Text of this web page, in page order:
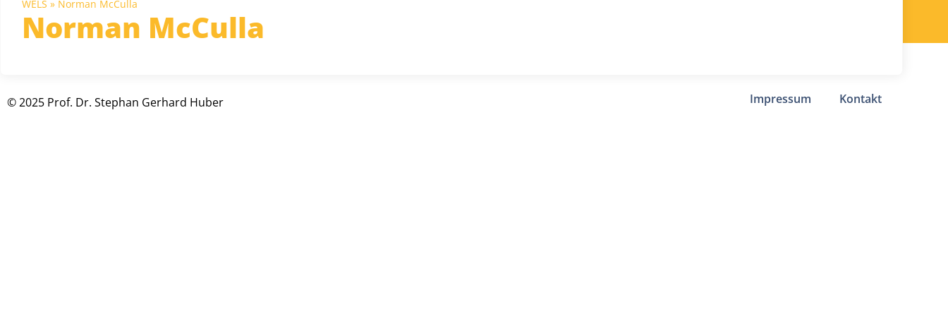
WELS » Norman McCulla
Norman McCulla
© 2025 Prof. Dr. Stephan Gerhard Huber Impressum Kontakt